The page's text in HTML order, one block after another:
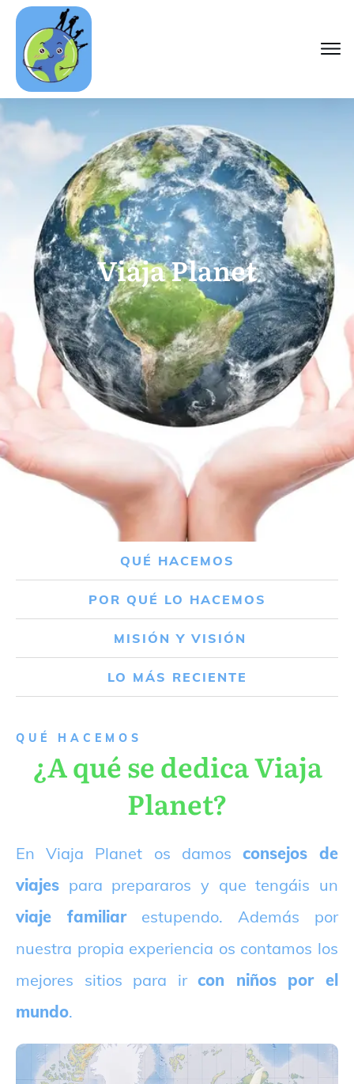
Viaja Planet
QUÉ HACEMOS
POR QUÉ LO HACEMOS
MISIÓN Y VISIÓN
LO MÁS RECIENTE
QUÉ HACEMOS
¿A qué se dedica Viaja
Planet?
En Viaja Planet os damos consejos de
viajes para prepararos y que tengáis un
viaje familiarestupendo. Además por
nuestra propia experiencia os contamos los
mejores sitios para ircon niños por el
mundo.